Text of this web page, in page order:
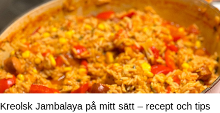
Kreolsk Jambalaya på mitt sätt – recept och tips